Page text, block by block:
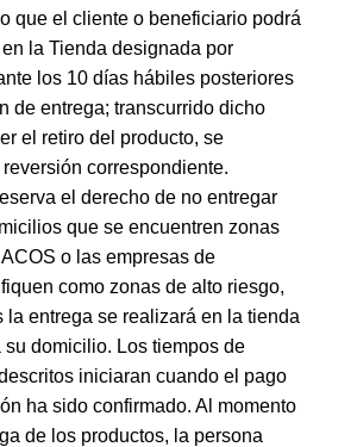
que el cliente o beneficiario podrá
la Tienda designada por
los 10 días hábiles posteriores
de entrega; transcurrido dicho
el retiro del producto, se
correspondiente.
el derecho de no entregar
que se encuentren zonas
o las empresas de
como zonas de alto riesgo,
la entrega se realizará en la tienda
su domicilio. Los tiempos de
iniciaran cuando el pago
ha sido confirmado. Al momento
de los productos, la persona